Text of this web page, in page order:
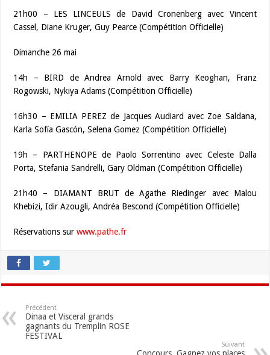
21h00 – LES LINCEULS de David Cronenberg avec Vincent
Cassel, Diane Kruger, Guy Pearce (Compétition Officielle)
Dimanche 26 mai
14h – BIRD de Andrea Arnold avec Barry Keoghan, Franz
Rogowski, Nykiya Adams (Compétition Officielle)
16h30 – EMILIA PEREZ de Jacques Audiard avec Zoe Saldana,
Karla Sofía Gascón, Selena Gomez (Compétition Officielle)
19h – PARTHENOPE de Paolo Sorrentino avec Celeste Dalla
Porta, Stefania Sandrelli, Gary Oldman (Compétition Officielle)
21h40 – DIAMANT BRUT de Agathe Riedinger avec Malou
Khebizi, Idir Azougli, Andréa Bescond (Compétition Officielle)
Réservations surwww.pathe.fr
Précédent
Dinaa et Visceral grands
gagnants du Tremplin ROSE
FESTIVAL
Suivant
Concours. Gagnez vos places